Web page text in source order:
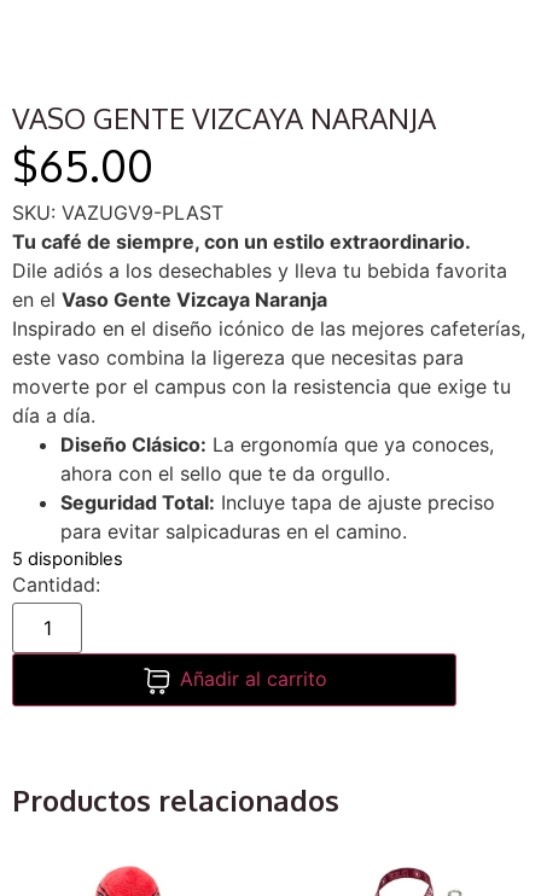
VASO GENTE VIZCAYA NARANJA
$65.00
SKU: VAZUGV9-PLAST
Tu café de siempre, con un estilo extraordinario.
Dile adiós a los desechables y lleva tu bebida favorita
en el Vaso Gente Vizcaya Naranja
Inspirado en el diseño icónico de las mejores cafeterías,
este vaso combina la ligereza que necesitas para
moverte por el campus con la resistencia que exige tu
día a día.
Diseño Clásico: La ergonomía que ya conoces,
ahora con el sello que te da orgullo.
Seguridad Total: Incluye tapa de ajuste preciso
para evitar salpicaduras en el camino.
5 disponibles
Añadir al carrito
Productos relacionados